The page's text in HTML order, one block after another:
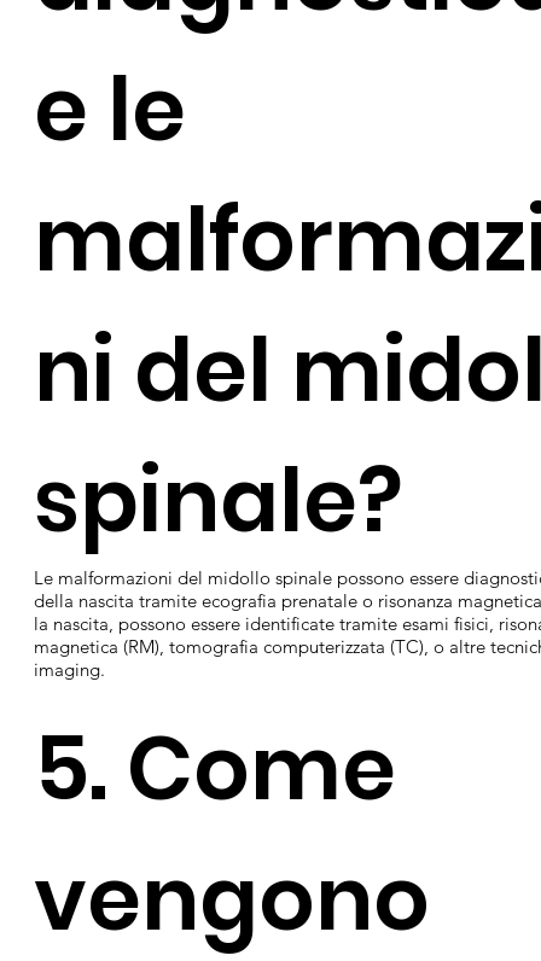
e le
ni del
spinale?
Le malformazioni del midollo spinale possono essere
della nascita tramite ecografia prenatale o risonanza
la nascita, possono essere identificate tramite esami fisici,
magnetica (RM), tomografia computerizzata (TC), o altre
imaging.
5. Come
vengono